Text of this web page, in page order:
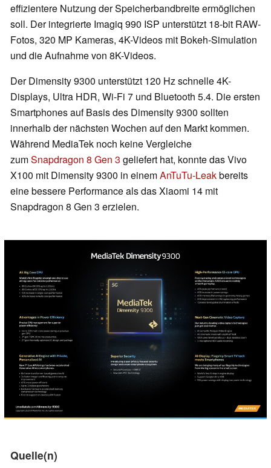
effizientere Nutzung der Speicherbandbreite ermöglichen
soll. Der integrierte Imagiq 990 ISP unterstützt 18-bit RAW-
Fotos, 320 MP Kameras, 4K-Videos mit Bokeh-Simulation
und die Aufnahme von 8K-Videos.
Der Dimensity 9300 unterstützt 120 Hz schnelle 4K-
Displays, Ultra HDR, Wi-Fi 7 und Bluetooth 5.4. Die ersten
Smartphones auf Basis des Dimensity 9300 sollten
innerhalb der nächsten Wochen auf den Markt kommen.
Während MediaTek noch keine Vergleiche
zumSnapdragon 8 Gen 3 geliefert hat, konnte das Vivo
X100 mit Dimensity 9300 in einemAnTuTu-Leakbereits
eine bessere Performance als das Xiaomi 14 mit
Snapdragon 8 Gen 3 erzielen.
Quelle(n)